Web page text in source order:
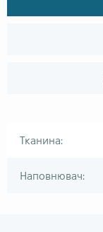
Тканина:
Наповнювач: